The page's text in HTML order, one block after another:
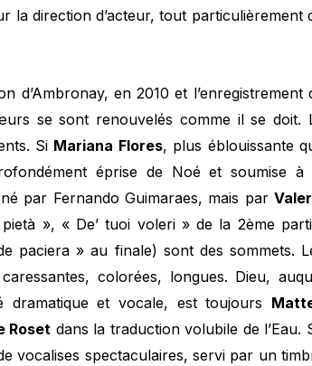
la direction d’acteur, tout particulièrement
d’Ambronay, en 2010 et l’enregistrement
se sont renouvelés comme il se doit.
Si Mariana Flores, plus éblouissante
éprise de Noé et soumise à
par Fernando Guimaraes, mais par
», « De’ tuoi voleri » de la 2ème
paciera » au finale) sont des sommets.
colorées, longues. Dieu,
dramatique et vocale, est toujours
Roset dans la traduction volubile de l’Eau.
vocalises spectaculaires, servi par un